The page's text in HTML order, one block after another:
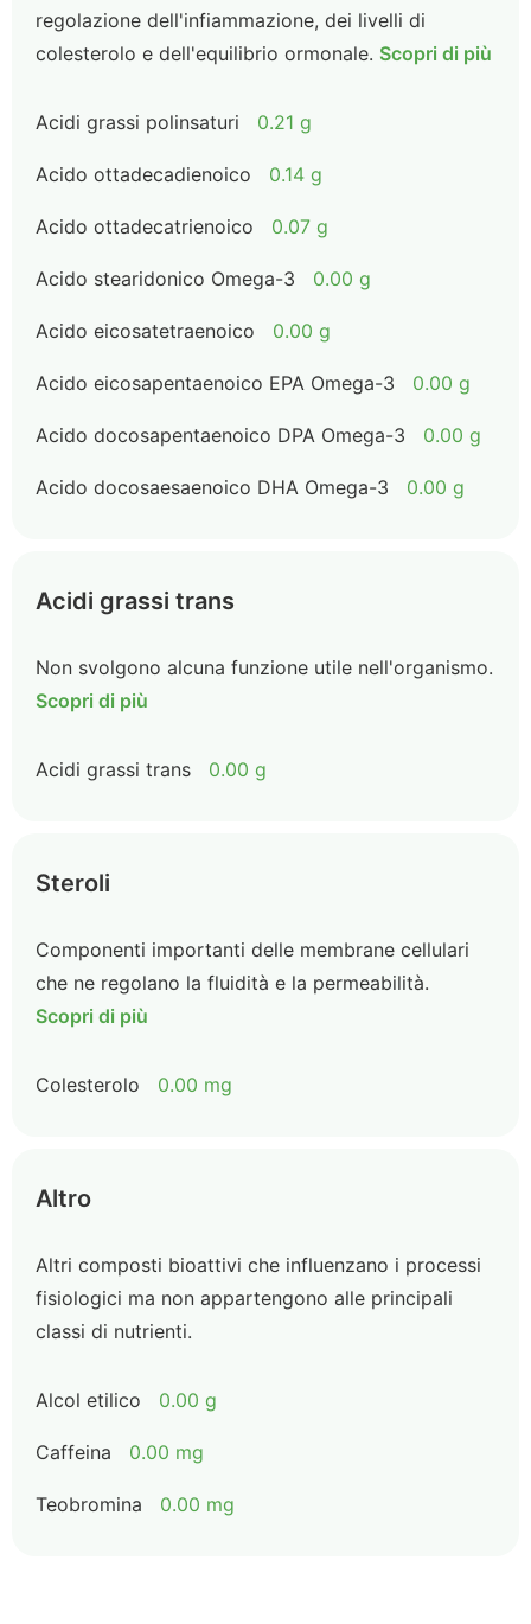
regolazione dell'infiammazione, dei livelli di
colesterolo e dell'equilibrio ormonale. Scopri di più
Acidi grassi polinsaturi 0.21 g
Acido ottadecadienoico 0.14 g
Acido ottadecatrienoico 0.07 g
Acido stearidonico Omega-3 0.00 g
Acido eicosatetraenoico 0.00 g
Acido eicosapentaenoico EPA Omega-3 0.00 g
Acido docosapentaenoico DPA Omega-3 0.00 g
Acido docosaesaenoico DHA Omega-3 0.00 g
Acidi grassi trans
Non svolgono alcuna funzione utile nell'organismo.
Scopri di più
Acidi grassi trans 0.00 g
Steroli
Componenti importanti delle membrane cellulari
che ne regolano la fluidità e la permeabilità.
Scopri di più
Colesterolo 0.00 mg
Altro
Altri composti bioattivi che influenzano i processi
fisiologici ma non appartengono alle principali
classi di nutrienti.
Alcol etilico 0.00 g
Caffeina 0.00 mg
Teobromina 0.00 mg